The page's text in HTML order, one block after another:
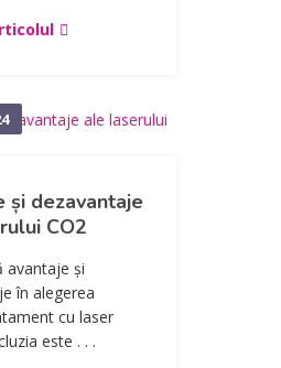
și dezavantaje
CO2
avantaje și
în alegerea
cu laser
este . . .